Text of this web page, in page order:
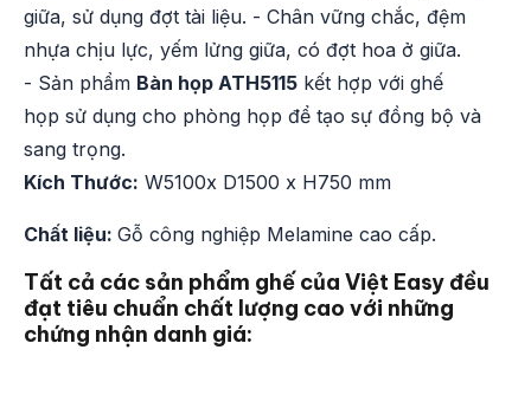
giữa, sử dụng đợt tài liệu. - Chân vững chắc, đệm
nhựa chịu lực, yếm lửng giữa, có đợt hoa ở giữa.
- Sản phẩm Bàn họp ATH5115 kết hợp với ghế
họp sử dụng cho phòng họp để tạo sự đồng bộ và
sang trọng.
Kích Thước: W5100x D1500 x H750 mm
Chất liệu: Gỗ công nghiệp Melamine cao cấp.
Tất cả các sản phẩm ghế của Việt Easy đều
đạt tiêu chuẩn chất lượng cao với những
chứng nhận danh giá: